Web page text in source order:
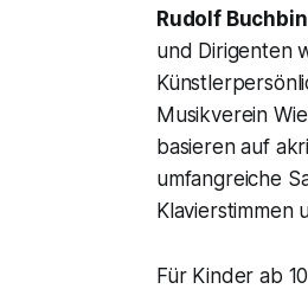
Rudolf
und Dirigenten
Musikverein
basieren auf
umfangreiche
Für Kinder ab